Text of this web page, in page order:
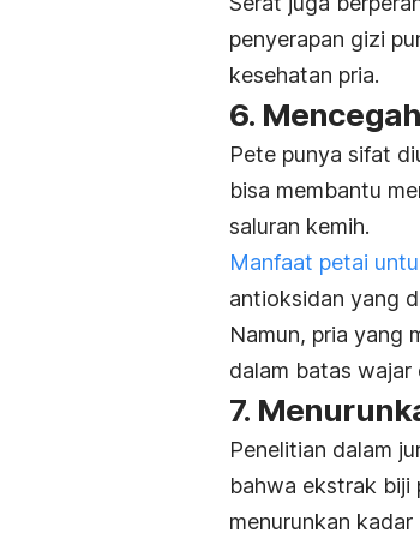
penyerapan gizi
kesehatan pria.
6.
Pete punya sifat
bisa membantu
saluran kemih.
Manfaat petai
antioksidan yang
Namun, pria yang
dalam batas
7.
Penelitian dalam
bahwa ekstrak biji
menurunkan